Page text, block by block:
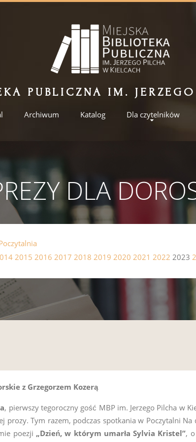
PUBLICZNA IM.
Archiwum Katalog Dla czytelników
DLA
2015 2016 2017 2018 2019 2020 2021 2022 2023
z Grzegorzem Kozerą
, pierwszy tegoroczny gość MBP im. Jerzego Pilcha w
prozy. Tym razem, podczas spotkania w Poczytalni Na
poezji „Dzień, w którym umarła Sylvia Kristel”,